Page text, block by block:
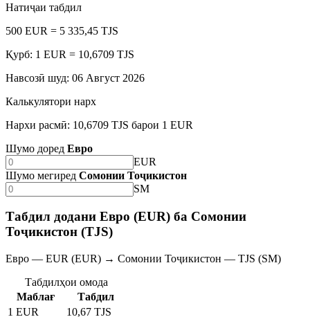
Натиҷаи табдил
500 EUR = 5 335,45 TJS
Қурб: 1 EUR = 10,6709 TJS
Навсозӣ шуд: 06 Август 2026
Калькулятори нарх
Нархи расмӣ: 10,6709 TJS барои 1 EUR
Шумо доред Евро
EUR
Шумо мегиред Сомонии Тоҷикистон
SM
Табдил додани Евро (EUR) ба Сомонии
Тоҷикистон (TJS)
Евро — EUR (EUR) → Сомонии Тоҷикистон — TJS (SM)
Табдилҳои омода
Маблағ
Табдил
1 EUR
10,67 TJS